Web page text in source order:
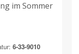
im Sommer
6-33-9010